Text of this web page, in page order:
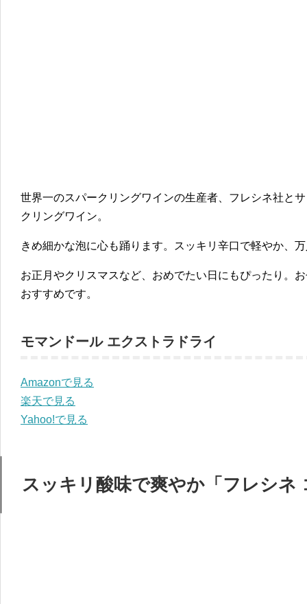
世界一のスパークリングワインの生産者、フレシネ社と
クリングワイン。
きめ細かな泡に心も踊ります。スッキリ辛口で軽やか、
お正月やクリスマスなど、おめでたい日にもぴったり。
おすすめです。
モマンドール エクストラドライ
Amazonで見る
楽天で見る
Yahoo!で見る
スッキリ酸味で爽やか「フレシネ